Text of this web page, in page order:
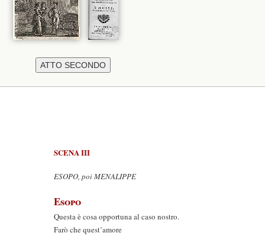
SCENA III
ESOPO, poi MENALIPPE
Esopo
Questa è cosa opportuna al caso nostro.
Farò che quest’amore